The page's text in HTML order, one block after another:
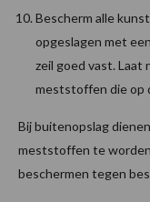
Bescherm alle
opgeslagen met
zeil goed vast. Laat
meststoffen die op
Bij buitenopslag
meststoffen te
beschermen tegen